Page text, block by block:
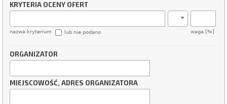
KRYTERIA OCENY OFERT
nazwa kryterium waga [%]
lub nie podano
ORGANIZATOR
MIEJSCOWOŚĆ, ADRES ORGANIZATORA